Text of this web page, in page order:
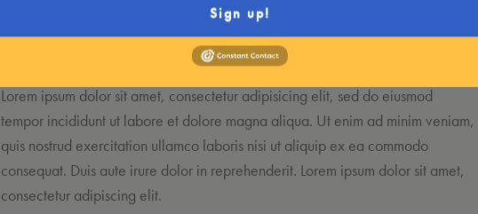
sollicitudin enim condimentum, luctus justo non, molestie nisl.
Lorem ipsum dolor sit amet, consectetur adipisicing elit, sed do eiusmod
tempor incididunt ut labore et dolore magna aliqua. Ut enim ad minim veniam,
quis nostrud exercitation ullamco laboris nisi ut aliquip ex ea commodo
consequat. Duis aute irure dolor in reprehenderit. Lorem ipsum dolor sit amet,
consectetur adipiscing elit.
Sign up!